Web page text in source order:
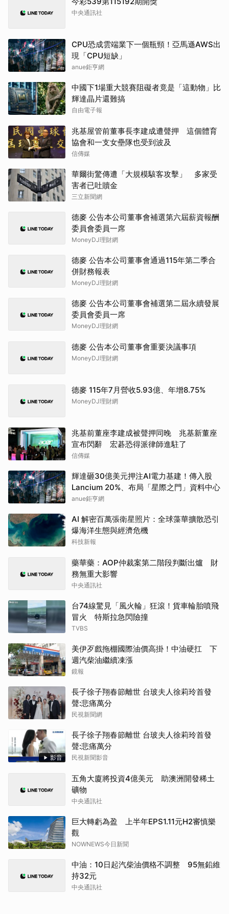
中央通訊社
CPU恐成雲端業下一個瓶頸！亞馬遜AWS出
現「CPU短缺」
anue鉅亨網
中國下1場重大競賽阻礙者竟是「這動物」比
輝達晶片還難搞
自由電子報
兆基屋管前董事長李建成遭聲押 這個體育
協會和一支女壘隊也受到波及
信傳媒
華爾街驚傳遭「大規模駭客攻擊」 多家受
害者已吐贖金
三立新聞網
德麥 公告本公司董事會補選第六屆薪資報酬
委員會委員一席
MoneyDJ理財網
德麥 公告本公司董事會通過115年第二季合
併財務報表
MoneyDJ理財網
德麥 公告本公司董事會補選第二屆永續發展
委員會委員一席
MoneyDJ理財網
德麥 公告本公司董事會重要決議事項
MoneyDJ理財網
德麥 115年7月營收5.93億、年增8.75%
MoneyDJ理財網
兆基前董座李建成被聲押同晚 兆基新董座
宣布閃辭 宏碁恐得派律師進駐了
信傳媒
輝達砸30億美元押注AI電力基建！傳入股
Lancium 20%、布局「星際之門」資料中心
anue鉅亨網
AI 解密百萬張衛星照片：全球藻華擴散恐引
爆海洋生態與經濟危機
科技新報
藥華藥：AOP仲裁案第二階段判斷出爐 財
務無重大影響
中央通訊社
台74線驚見「風火輪」狂滾！貨車輪胎噴飛
冒火 特斯拉急閃險撞
TVBS
美伊歹戲拖棚國際油價高掛！中油硬扛 下
週汽柴油繼續凍漲
鏡報
長子徐子翔春節離世 台玻夫人徐莉玲首發
聲:悲痛萬分
民視新聞網
影音
長子徐子翔春節離世 台玻夫人徐莉玲首發
聲:悲痛萬分
民視新聞影音
五角大廈將投資4億美元 助澳洲開發稀土
礦物
中央通訊社
巨大轉虧為盈 上半年EPS1.11元H2審慎樂
觀
NOWNEWS今日新聞
中油：10日起汽柴油價格不調整 95無鉛維
持32元
中央通訊社